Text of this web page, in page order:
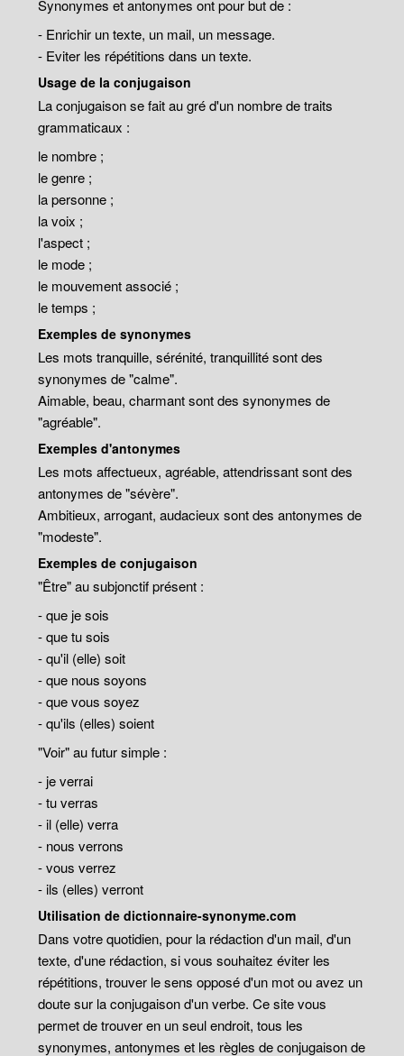
Synonymes et antonymes ont pour but de :
- Enrichir un texte, un mail, un message.
- Eviter les répétitions dans un texte.
Usage de la conjugaison
La conjugaison se fait au gré d'un nombre de traits
grammaticaux :
le nombre ;
le genre ;
la personne ;
la voix ;
l'aspect ;
le mode ;
le mouvement associé ;
le temps ;
Exemples de synonymes
Les mots tranquille, sérénité, tranquillité sont des
synonymes de "calme".
Aimable, beau, charmant sont des synonymes de
"agréable".
Exemples d'antonymes
Les mots affectueux, agréable, attendrissant sont des
antonymes de "sévère".
Ambitieux, arrogant, audacieux sont des antonymes de
"modeste".
Exemples de conjugaison
"Être" au subjonctif présent :
- que je sois
- que tu sois
- qu'il (elle) soit
- que nous soyons
- que vous soyez
- qu'ils (elles) soient
"Voir" au futur simple :
- je verrai
- tu verras
- il (elle) verra
- nous verrons
- vous verrez
- ils (elles) verront
Utilisation de dictionnaire-synonyme.com
Dans votre quotidien, pour la rédaction d'un mail, d'un
texte, d'une rédaction, si vous souhaitez éviter les
répétitions, trouver le sens opposé d'un mot ou avez un
doute sur la conjugaison d'un verbe. Ce site vous
permet de trouver en un seul endroit, tous les
synonymes, antonymes et les règles de conjugaison de